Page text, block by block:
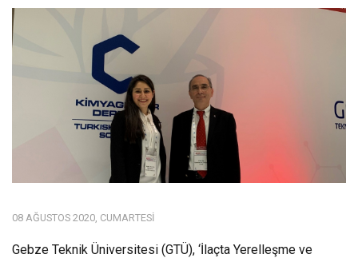
08 AĞUSTOS 2020, CUMARTESI
Gebze Teknik Üniversitesi (GTÜ), ‘İlaçta Yerelleşme ve